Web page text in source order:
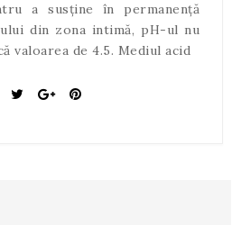
a susține în permanență
din zona intimă, pH-ul nu
valoarea de 4.5. Mediul acid